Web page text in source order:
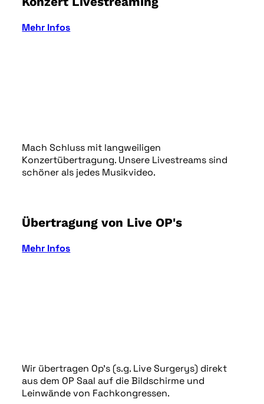
Mehr Infos
Mach Schluss mit langweiligen
Konzertübertragung. Unsere Livestreams sind
schöner als jedes Musikvideo.
Übertragung von Live OP's
Mehr Infos
Wir übertragen Op’s (s.g. Live Surgerys) direkt
aus dem OP Saal auf die Bildschirme und
Leinwände von Fachkongressen.